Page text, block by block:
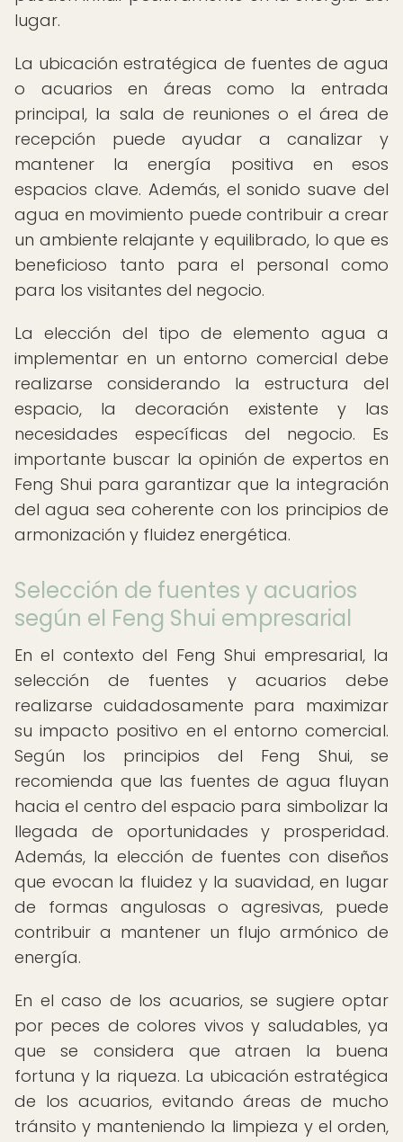
lugar.
La ubicación estratégica de fuentes de agua
o acuarios en áreas como la entrada
principal, la sala de reuniones o el área de
recepción puede ayudar a canalizar y
mantener la energía positiva en esos
espacios clave. Además, el sonido suave del
agua en movimiento puede contribuir a crear
un ambiente relajante y equilibrado, lo que es
beneficioso tanto para el personal como
para los visitantes del negocio.
La elección del tipo de elemento agua a
implementar en un entorno comercial debe
realizarse considerando la estructura del
espacio, la decoración existente y las
necesidades específicas del negocio. Es
importante buscar la opinión de expertos en
Feng Shui para garantizar que la integración
del agua sea coherente con los principios de
armonización y fluidez energética.
Selección de fuentes y acuarios
según el Feng Shui empresarial
En el contexto del Feng Shui empresarial, la
selección de fuentes y acuarios debe
realizarse cuidadosamente para maximizar
su impacto positivo en el entorno comercial.
Según los principios del Feng Shui, se
recomienda que las fuentes de agua fluyan
hacia el centro del espacio para simbolizar la
llegada de oportunidades y prosperidad.
Además, la elección de fuentes con diseños
que evocan la fluidez y la suavidad, en lugar
de formas angulosas o agresivas, puede
contribuir a mantener un flujo armónico de
energía.
En el caso de los acuarios, se sugiere optar
por peces de colores vivos y saludables, ya
que se considera que atraen la buena
fortuna y la riqueza. La ubicación estratégica
de los acuarios, evitando áreas de mucho
tránsito y manteniendo la limpieza y el orden,